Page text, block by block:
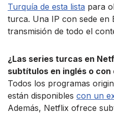
Turquía de esta lista para
turca. Una IP con sede en
transmisión de todo el
¿Las series turcas en
subtítulos en inglés o con
Todos los programas
están disponibles con un
Además, Netflix ofrece